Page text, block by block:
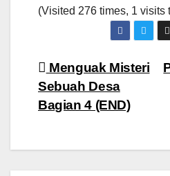
(Visited 276 times, 1 visits
Navigasi
pos
Menguak Misteri
Sebuah Desa
Bagian 4 (END)